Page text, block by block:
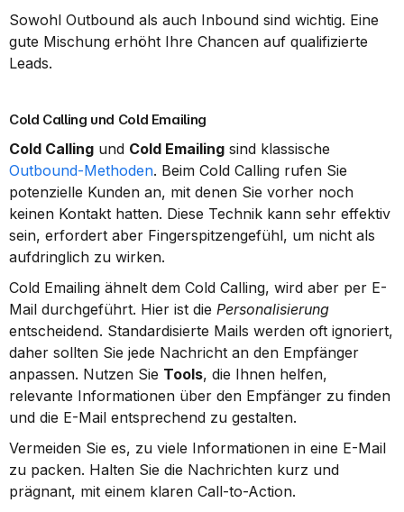
Sowohl Outbound als auch Inbound sind wichtig. Eine
gute Mischung erhöht Ihre Chancen auf qualifizierte
Leads.
Cold Calling und Cold Emailing
Cold Calling und Cold Emailing
Outbound-Methoden. Beim Cold Calling rufen Sie
potenzielle Kunden an, mit denen Sie vorher noch
keinen Kontakt hatten. Diese Technik kann sehr effektiv
sein, erfordert aber Fingerspitzengefühl, um nicht als
aufdringlich zu wirken.
Cold Emailing ähnelt dem Cold Calling, wird aber per E-
Mail durchgeführt. Hier ist die Personalisierung
entscheidend. Standardisierte Mails werden oft ignoriert,
daher sollten Sie jede Nachricht an den Empfänger
anpassen. Nutzen Sie Tools, die Ihnen helfen,
relevante Informationen über den Empfänger zu finden
und die E-Mail entsprechend zu gestalten.
Vermeiden Sie es, zu viele Informationen in eine E-Mail
zu packen. Halten Sie die Nachrichten kurz und
prägnant, mit einem klaren Call-to-Action.